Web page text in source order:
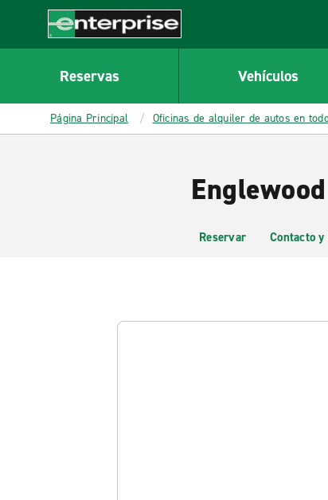
CONTENT
Enterprise
Reservas Vehículos
Página Principal Oficinas de alquiler de autos en
Reservar Contacto